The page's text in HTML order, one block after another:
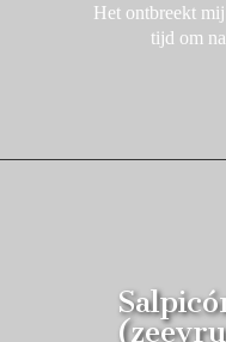
Het ontbreekt
tijd om